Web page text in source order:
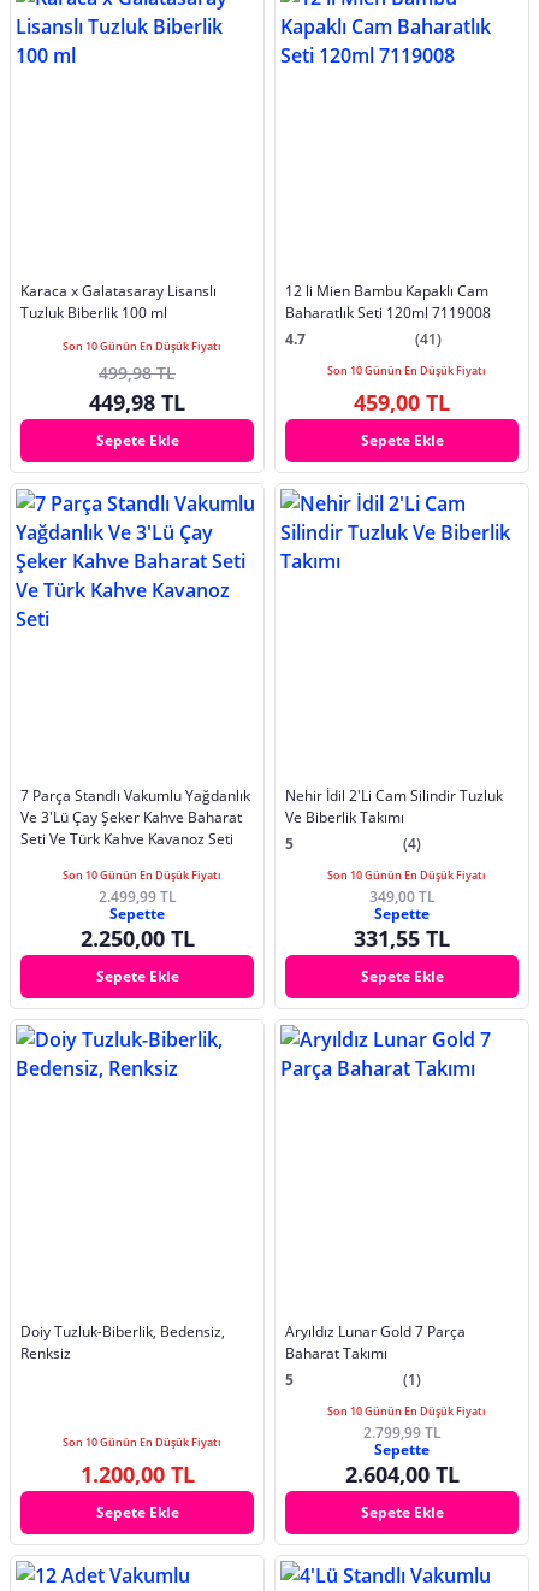
Karaca x Galatasaray Lisanslı
Tuzluk Biberlik 100 ml
Son 10 Günün En Düşük Fiyatı
499,98 TL
449,98 TL
Sepete Ekle
12 li Mien Bambu Kapaklı Cam
Baharatlık Seti 120ml 7119008
4.7
(41)
Son 10 Günün En Düşük Fiyatı
459,00 TL
Sepete Ekle
7 Parça Standlı Vakumlu Yağdanlık
Ve 3'Lü Çay Şeker Kahve Baharat
Seti Ve Türk Kahve Kavanoz Seti
Son 10 Günün En Düşük Fiyatı
2.499,99 TL
Sepette
2.250,00 TL
Sepete Ekle
Nehir İdil 2'Li Cam Silindir Tuzluk
Ve Biberlik Takımı
5
(4)
Son 10 Günün En Düşük Fiyatı
349,00 TL
Sepette
331,55 TL
Sepete Ekle
Doiy Tuzluk-Biberlik, Bedensiz,
Renksiz
Son 10 Günün En Düşük Fiyatı
1.200,00 TL
Sepete Ekle
Aryıldız Lunar Gold 7 Parça
Baharat Takımı
5
(1)
Son 10 Günün En Düşük Fiyatı
2.799,99 TL
Sepette
2.604,00 TL
Sepete Ekle